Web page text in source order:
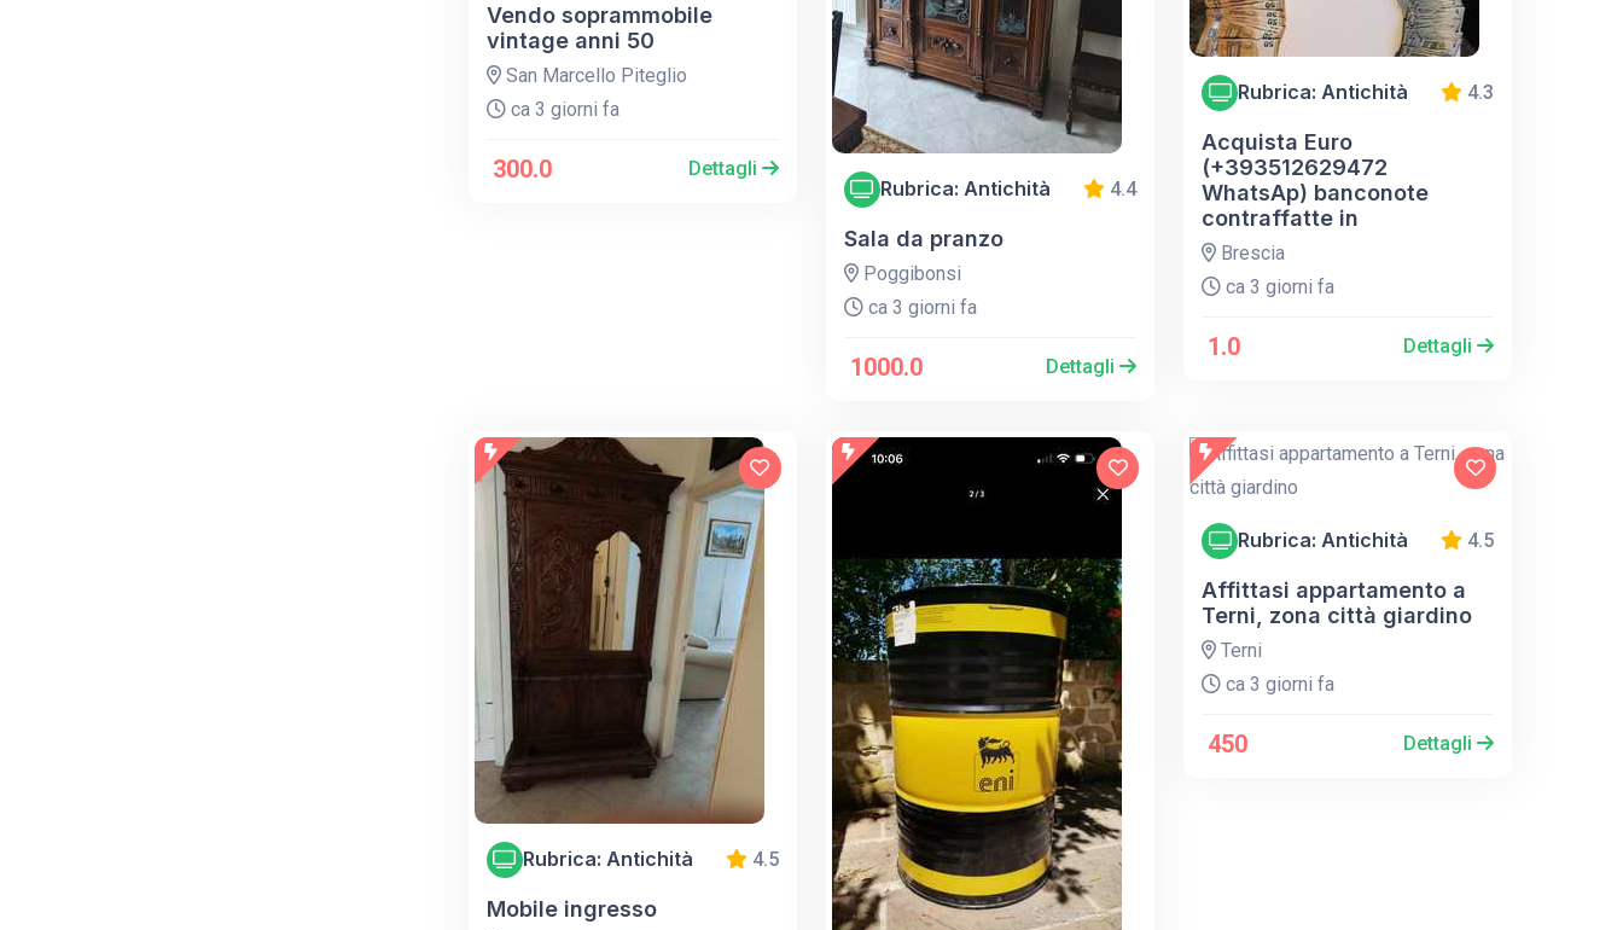
Vendo soprammobile
vintage anni 50
San Marcello Piteglio
ca 3 giorni fa
300.0 Dettagli
Rubrica: Antichità 4.4
Sala da pranzo
Poggibonsi
ca 3 giorni fa
1000.0 Dettagli
Rubrica: Antichità 4.3
Acquista Euro
(+393512629472
WhatsAp) banconote
contraffatte in
Brescia
ca 3 giorni fa
1.0 Dettagli
Rubrica: Antichità 4.5
Mobile ingresso
Rubrica: Antichità 4.5
Affittasi appartamento a
Terni, zona città giardino
Terni
ca 3 giorni fa
450 Dettagli